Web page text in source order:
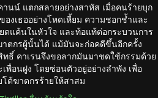
นน์ แตกสลายอย่างสาหัส เมื่อคนร้ายบุก
งเธออย่างโหดเหี้ยม ความชอกช้ำและ
ดแค้นในหัวใจ และท้อแท้ต่อกระบวนการ
ตกรผู้นั้นได้ แม้มันจะก่อคดีขึ้นอีกครั้ง
ธิ์ คาเรนจึงขอลากมันมาชดใช้กรรมด้วย
พื่อนฝูง โดยซ่อนตัวอยู่อย่างลำพัง เพื่อ
ต้ฆาตกรร้ายให้สาสม